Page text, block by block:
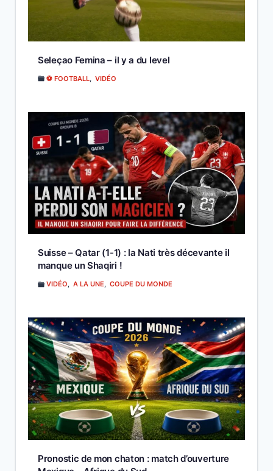
Seleçao Femina – il y a du level
⚽ FOOTBALL, VIDÉO
Suisse – Qatar (1-1) : la Nati très décevante il
manque un Shaqiri !
VIDÉO, A LA UNE, COUPE DU MONDE
Pronostic de mon chaton : match d’ouverture